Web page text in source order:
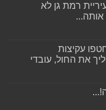
רמת גן לא
אותה...
עקיצות
את החול, עובדי